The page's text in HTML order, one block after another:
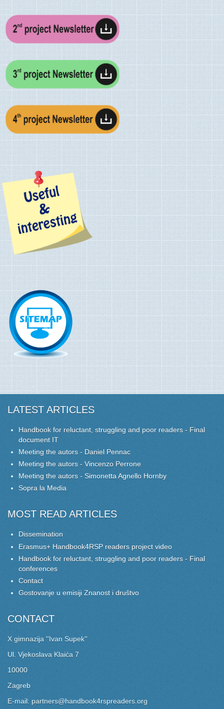
LATEST ARTICLES
Handbook for reluctant, struggling and poor readers - Final
document IT
Meeting the autors - Daniel Pennac
Meeting the autors - Vincenzo Perrone
Meeting the autors - Simonetta Agnello Hornby
Sopra la Media
MOST READ ARTICLES
Dissemination
Erasmus+ Handbook4RSP readers project video
Handbook for reluctant, struggling and poor readers - Final
conferences
Contact
Gostovanje u emisiji Znanost i društvo
CONTACT
X gimnazija ''Ivan Supek''
Ul. Vjekoslava Klaića 7
10000
Zagreb
E-mail: partners@handbook4rspreaders.org